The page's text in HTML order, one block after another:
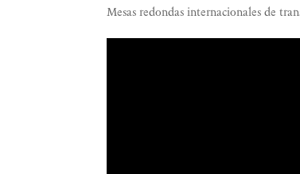
Mesas redondas internacionales de